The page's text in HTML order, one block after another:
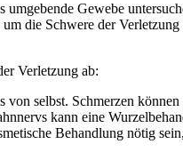
Gewebe
die Schwere der
Verletzung ab:
selbst. Schmerzen
kann eine
Behandlung nötig